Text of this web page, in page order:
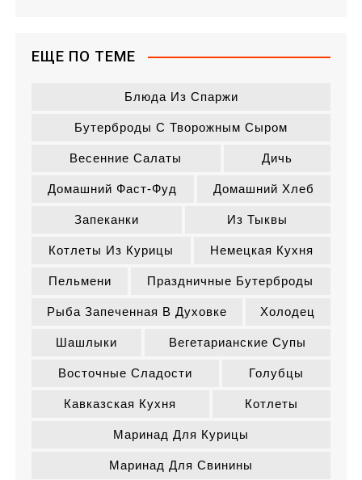
ЕЩЕ ПО ТЕМЕ
Блюда Из Спаржи
Бутерброды С Творожным Сыром
Весенние Салаты Дичь
Домашний Фаст-Фуд Домашний Хлеб
Запеканки Из Тыквы
Котлеты Из Курицы Немецкая Кухня
Пельмени Праздничные Бутерброды
Рыба Запеченная В Духовке Холодец
Шашлыки Вегетарианские Супы
Восточные Сладости Голубцы
Кавказская Кухня Котлеты
Маринад Для Курицы
Маринад Для Свинины